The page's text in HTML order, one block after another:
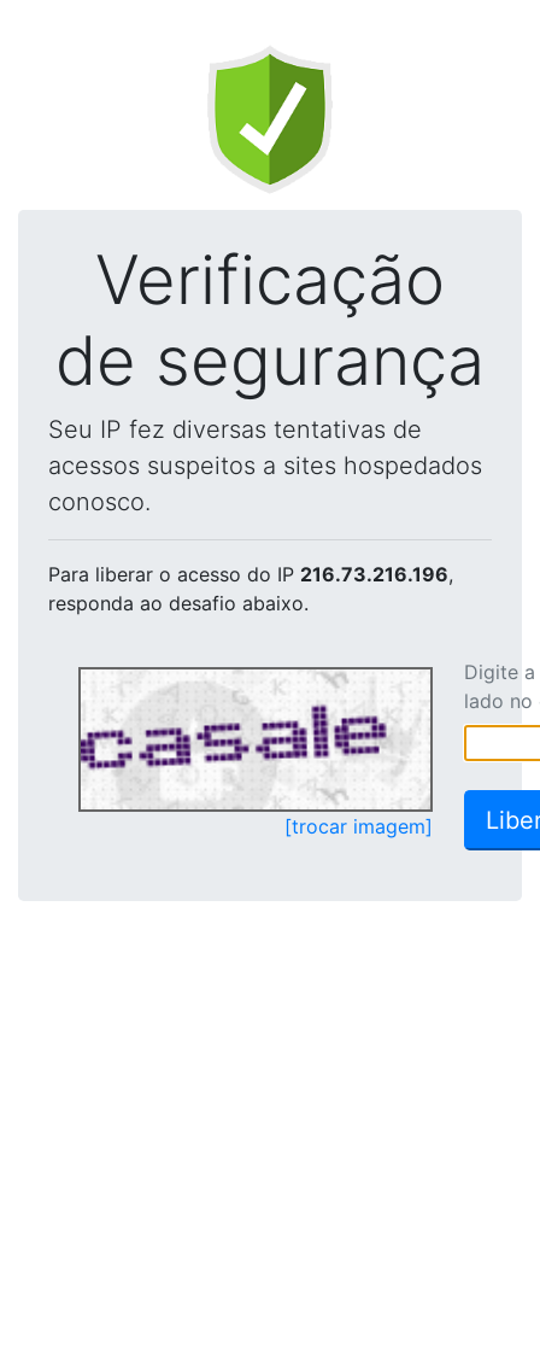
Verificação
de segurança
Seu IP fez diversas tentativas de
acessos suspeitos a sites hospedados
conosco.
Para liberar o acesso do IP 216.73.216.196,
responda ao desafio abaixo.
[trocar imagem]
Digite
lado no